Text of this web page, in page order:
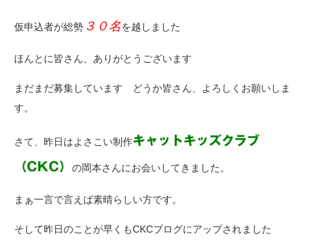
仮申込者が総勢 ３０名を越しました
ほんとに皆さん、ありがとうございます
まだまだ募集しています どうか皆さん、よろしくお願いしま
す。
さて、昨日はよさこい制作キャットキッズクラブ
（CKC） の岡本さんにお会いしてきました。
まぁ一言で言えば素晴らしい方です。
そして昨日のことが早くもCKCブログにアップされました